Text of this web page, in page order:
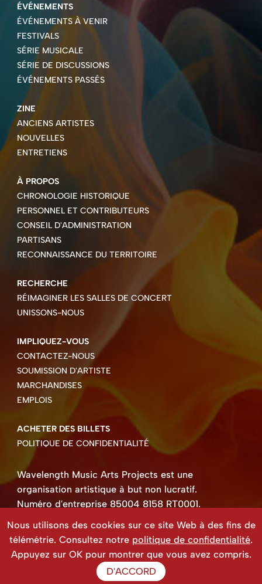
ÉVÉNEMENTS
ÉVÉNEMENTS À VENIR
FESTIVALS
SÉRIE MUSICALE
SÉRIE DE DISCUSSIONS
ÉVÉNEMENTS PASSÉS
ZINE
ANCIENS ARTISTES
NOUVELLES
ENTRETIENS
À PROPOS
CHRONOLOGIE HISTORIQUE
PERSONNEL ET CONTRIBUTEURS
CONSEIL D'ADMINISTRATION
PARTISANS
RECONNAISSANCE DU TERRITOIRE
RECHERCHE
RÉIMAGINER LES SALLES DE CONCERT
UNISSONS-NOUS
IMPLIQUEZ-VOUS
CONTACTEZ-NOUS
SOUMISSION D'ARTISTE
MARCHANDISES
EMPLOIS
ACHETER DES BILLETS
POLITIQUE DE CONFIDENTIALITÉ
Wavelength Music Arts Projects est une
organisation artistique à but non lucratif.
Numéro d'entreprise 85004 8158 RT0001.
Droits d'auteur ©2026 Wavelength Music Art
Projects
Site Web créé par Beehive Design.
Nous utilisons des cookies sur ce site Web à des fins de
télémétrie. Consultez notre politique de confidentialité.
Appuyez sur OK pour montrer que vous avez compris.
D'ACCORD